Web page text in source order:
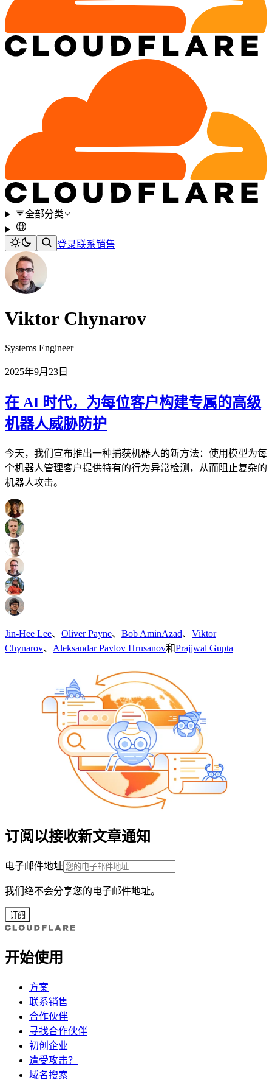
全部分类
登录联系销售
Viktor Chynarov
Systems Engineer
2025年9月23日
在 AI 时代，为每位客户构建专属的高级
机器人威胁防护
今天，我们宣布推出一种捕获机器人的新方法：使用模型为每
个机器人管理客户提供特有的行为异常检测，从而阻止复杂的
机器人攻击。
Jin-Hee Lee、 Oliver Payne、 Bob AminAzad、 Viktor
Chynarov、 Aleksandar Pavlov Hrusanov和Prajjwal Gupta
订阅以接收新文章通知
电子邮件地址
我们绝不会分享您的电子邮件地址。
订阅
开始使用
方案
联系销售
合作伙伴
寻找合作伙伴
初创企业
遭受攻击？
域名搜索